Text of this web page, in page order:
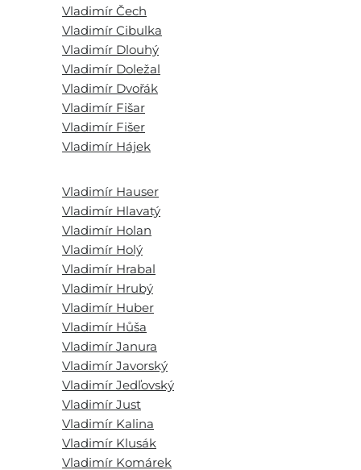
Vladimír Čech
Vladimír Cibulka
Vladimír Dlouhý
Vladimír Doležal
Vladimír Dvořák
Vladimír Fišar
Vladimír Fišer
Vladimír Hájek
Vladimír Hauser
Vladimír Hlavatý
Vladimír Holan
Vladimír Holý
Vladimír Hrabal
Vladimír Hrubý
Vladimír Huber
Vladimír Hůša
Vladimír Janura
Vladimír Javorský
Vladimír Jedľovský
Vladimír Just
Vladimír Kalina
Vladimír Klusák
Vladimír Komárek